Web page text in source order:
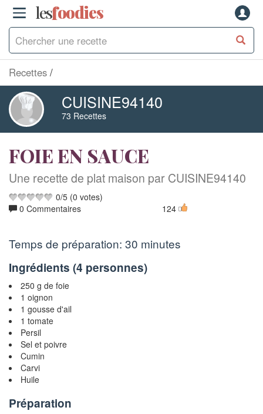
lesfoodies
Recettes
CUISINE94140
73 Recettes
FOIE EN SAUCE
Une recette de plat maison par CUISINE94140
0/5 (0 votes)
0 Commentaires
124
Temps de préparation: 30 minutes
Ingrédients (4 personnes)
250 g de foie
1 oignon
1 gousse d'ail
1 tomate
Persil
Sel et poivre
Cumin
Carvi
Huile
Préparation